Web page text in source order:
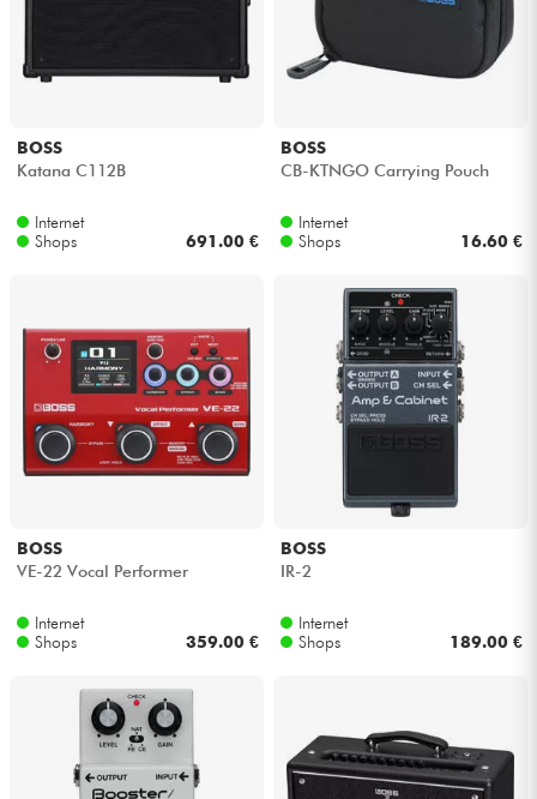
BOSS
Katana C112B
Internet
Shops
691.00 €
BOSS
CB-KTNGO Carrying Pouch
Internet
Shops
16.60 €
BOSS
VE-22 Vocal Performer
Internet
Shops
359.00 €
BOSS
IR-2
Internet
Shops
189.00 €